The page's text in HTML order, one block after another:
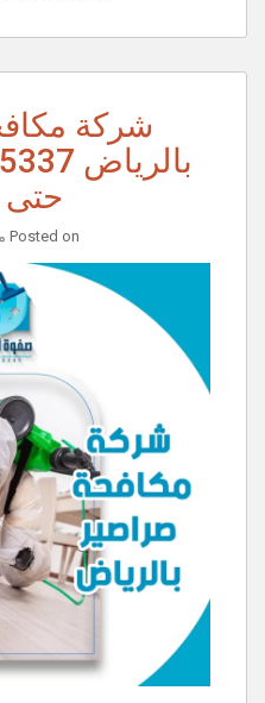
شركة
حتى 30%
Posted on